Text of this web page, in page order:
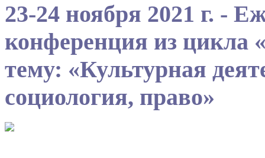
23-24 ноября 2021 г. -
конференция из цикла
тему: «Культурная
социология, право»